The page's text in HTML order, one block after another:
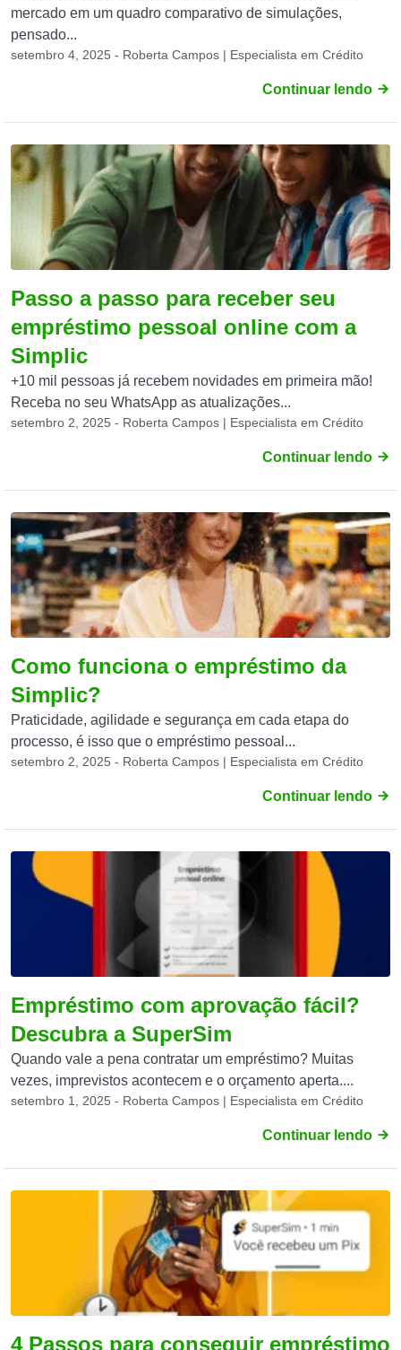
mercado em um quadro comparativo de simulações,
pensado...
setembro 4, 2025 - Roberta Campos | Especialista em Crédito
Continuar lendo
Passo a passo para receber seu
empréstimo pessoal online com a
Simplic
+10 mil pessoas já recebem novidades em primeira mão!
Receba no seu WhatsApp as atualizações...
setembro 2, 2025 - Roberta Campos | Especialista em Crédito
Continuar lendo
Como funciona o empréstimo da
Simplic?
Praticidade, agilidade e segurança em cada etapa do
processo, é isso que o empréstimo pessoal...
setembro 2, 2025 - Roberta Campos | Especialista em Crédito
Continuar lendo
Empréstimo com aprovação fácil?
Descubra a SuperSim
Quando vale a pena contratar um empréstimo? Muitas
vezes, imprevistos acontecem e o orçamento aperta....
setembro 1, 2025 - Roberta Campos | Especialista em Crédito
Continuar lendo
4 Passos para conseguir empréstimo